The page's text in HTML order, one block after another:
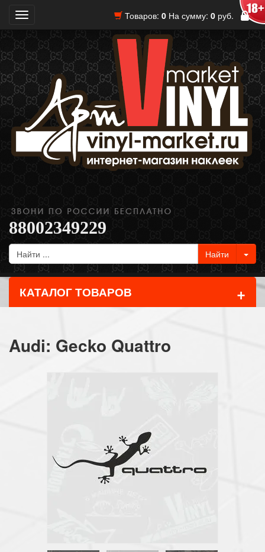
Товаров: 0 На сумму: 0 руб.
Toggle
navigation
88002349229
КАТАЛОГ ТОВАРОВ +
Audi: Gecko Quattro